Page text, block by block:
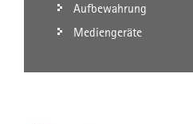
Aufbewahrung
Mediengeräte